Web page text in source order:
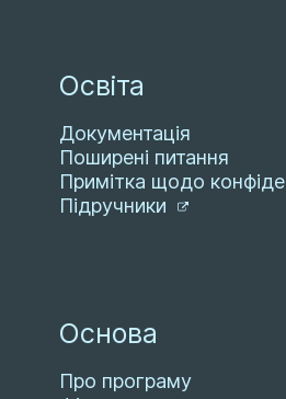
Освіта
Документація
Поширені питання
Примітка щодо
Підручники
Основа
Про програму